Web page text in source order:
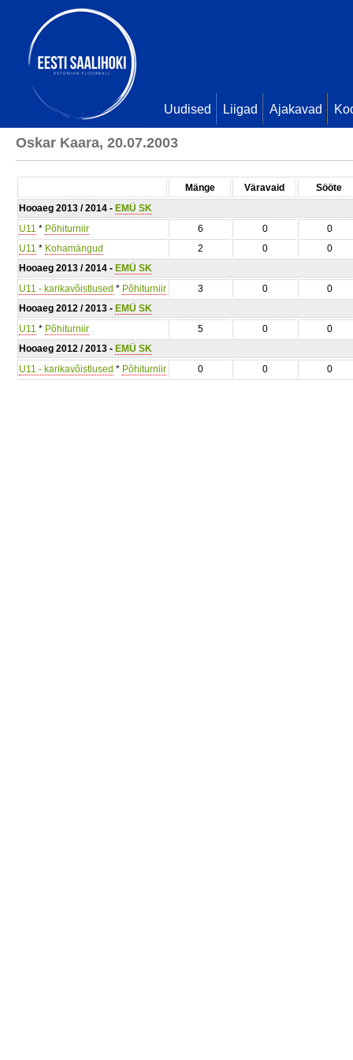
Uudised Liigad Ajakavad
Oskar Kaara, 20.07.2003
Mänge Väravaid
Sööte
Hooaeg 2013 / 2014 - EMÜ SK
U11 * Põhiturniir 6 0
0
U11 * Kohamängud 2 0
0
Hooaeg 2013 / 2014 - EMÜ SK
U11 - karikavõistlused * Põhiturniir 3 0
0
Hooaeg 2012 / 2013 - EMÜ SK
U11 * Põhiturniir 5 0
0
Hooaeg 2012 / 2013 - EMÜ SK
U11 - karikavõistlused * Põhiturniir 0 0 0